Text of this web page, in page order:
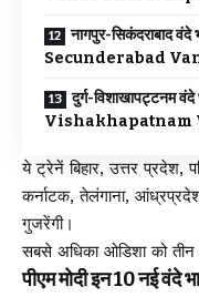
नागपुर-सिकंदराबाद
Secunderabad
दुर्ग-विशाखापट्टनम
Vishakhapatnam
ये ट्रेनें बिहार, उत्तर प्रदेश,
कर्नाटक, तेलंगाना,
गुजरेंगी।
सबसे अधिका ओडिशा को तीन
पीएम मोदी इन 10 नई वंदे